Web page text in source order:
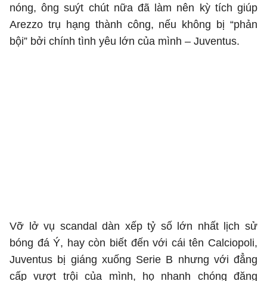
nóng, ông suýt chút nữa đã làm nên kỳ tích giúp
Arezzo trụ hạng thành công, nếu không bị “phản
bội” bởi chính tình yêu lớn của mình – Juventus.
Vỡ lở vụ scandal dàn xếp tỷ số lớn nhất lịch sử
bóng đá Ý, hay còn biết đến với cái tên Calciopoli,
Juventus bị giáng xuống Serie B nhưng với đẳng
cấp vượt trội của mình, họ nhanh chóng đăng